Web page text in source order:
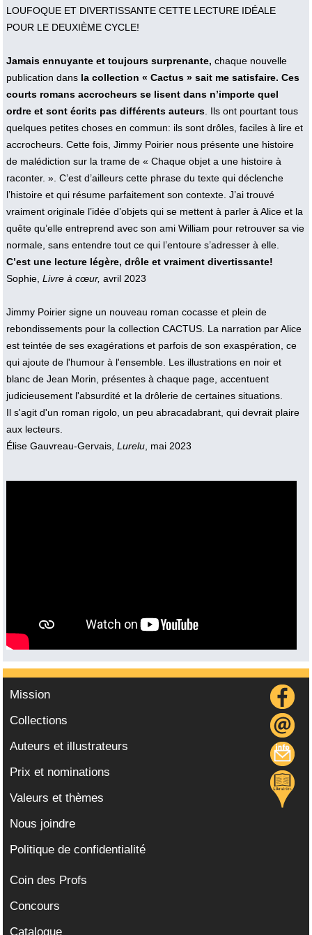
LOUFOQUE ET DIVERTISSANTE CETTE LECTURE IDÉALE
POUR LE DEUXIÈME CYCLE!
Jamais ennuyante et toujours surprenante, chaque nouvelle
publication dans la collection « Cactus » sait me satisfaire. Ces
courts romans accrocheurs se lisent dans n’importe quel
ordre et sont écrits pas différents auteurs. Ils ont pourtant tous
quelques petites choses en commun: ils sont drôles, faciles à lire et
accrocheurs. Cette fois, Jimmy Poirier nous présente une histoire
de malédiction sur la trame de « Chaque objet a une histoire à
raconter. ». C’est d’ailleurs cette phrase du texte qui déclenche
l’histoire et qui résume parfaitement son contexte. J’ai trouvé
vraiment originale l’idée d’objets qui se mettent à parler à Alice et la
quête qu’elle entreprend avec son ami William pour retrouver sa vie
normale, sans entendre tout ce qui l’entoure s’adresser à elle.
C’est une lecture légère, drôle et vraiment divertissante!
Sophie, Livre à cœur, avril 2023
Jimmy Poirier signe un nouveau roman cocasse et plein de
rebondissements pour la collection CACTUS. La narration par Alice
est teintée de ses exagérations et parfois de son exaspération, ce
qui ajoute de l'humour à l'ensemble. Les illustrations en noir et
blanc de Jean Morin, présentes à chaque page, accentuent
judicieusement l'absurdité et la drôlerie de certaines situations.
Il s'agit d'un roman rigolo, un peu abracadabrant, qui devrait plaire
aux lecteurs.
Élise Gauvreau-Gervais, Lurelu, mai 2023
Mission
Collections
Auteurs et illustrateurs
Prix et nominations
Valeurs et thèmes
Nous joindre
Politique de confidentialité
Coin des Profs
Concours
Catalogue